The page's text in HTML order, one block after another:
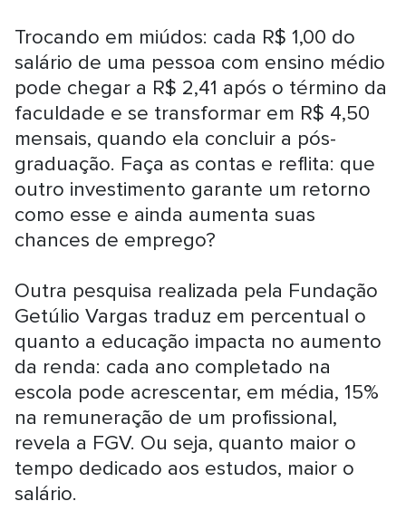
Trocando em miúdos: cada R$ 1,00 do
salário de uma pessoa com ensino médio
pode chegar a R$ 2,41 após o término da
faculdade e se transformar em R$ 4,50
mensais, quando ela concluir a pós-
graduação. Faça as contas e reflita: que
outro investimento garante um retorno
como esse e ainda aumenta suas
chances de emprego?
Outra pesquisa realizada pela Fundação
Getúlio Vargas traduz em percentual o
quanto a educação impacta no aumento
da renda: cada ano completado na
escola pode acrescentar, em média, 15%
na remuneração de um profissional,
revela a FGV. Ou seja, quanto maior o
tempo dedicado aos estudos, maior o
salário.